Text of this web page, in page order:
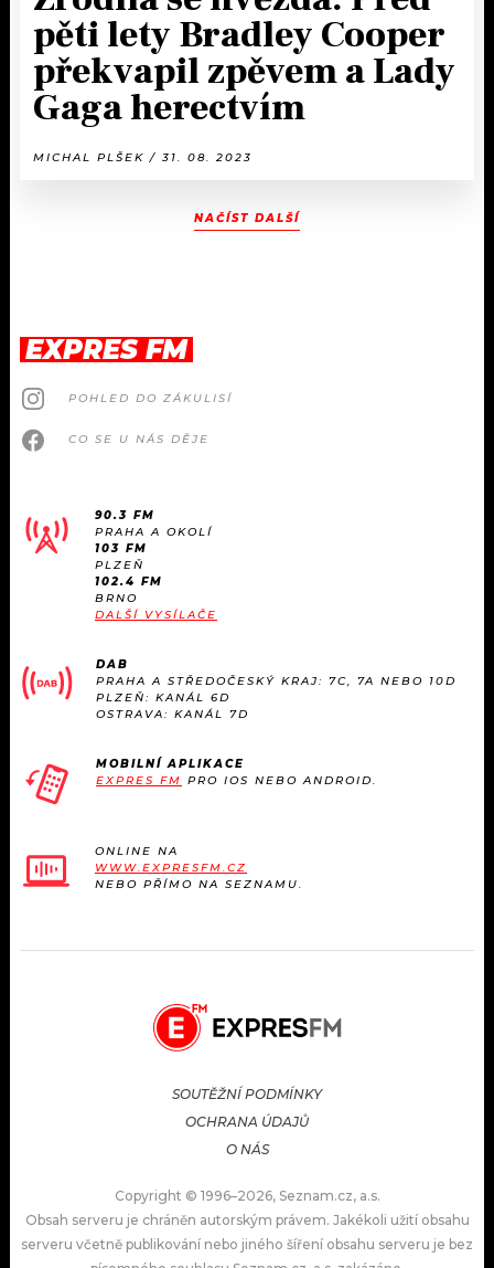
pěti lety Bradley Cooper
překvapil zpěvem a Lady
Gaga herectvím
MICHAL PLŠEK / 31. 08. 2023
NAČÍST DALŠÍ
EXPRES FM
POHLED DO ZÁKULISÍ
CO SE U NÁS DĚJE
90.3 FM
PRAHA A OKOLÍ
103 FM
PLZEŇ
102.4 FM
BRNO
DALŠÍ VYSÍLAČE
DAB
PRAHA A STŘEDOČESKÝ KRAJ: 7C, 7A NEBO 10D
PLZEŇ: KANÁL 6D
OSTRAVA: KANÁL 7D
MOBILNÍ APLIKACE
EXPRES FM PRO IOS NEBO ANDROID.
ONLINE NA
WWW.EXPRESFM.CZ
NEBO PŘÍMO NA SEZNAMU.
SOUTĚŽNÍ PODMÍNKY
OCHRANA ÚDAJŮ
O NÁS
Copyright © 1996–2026, Seznam.cz, a.s.
Obsah serveru je chráněn autorským právem. Jakékoli užití obsahu
serveru včetně publikování nebo jiného šíření obsahu serveru je bez